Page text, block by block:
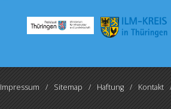
Impressum Sitemap Haftung Kontakt